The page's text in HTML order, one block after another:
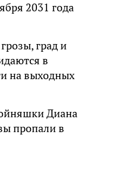
2031 года
град и
в
на выходных
Диана
пропали в